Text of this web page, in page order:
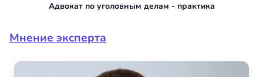
Адвокат по уголовным делам - практика